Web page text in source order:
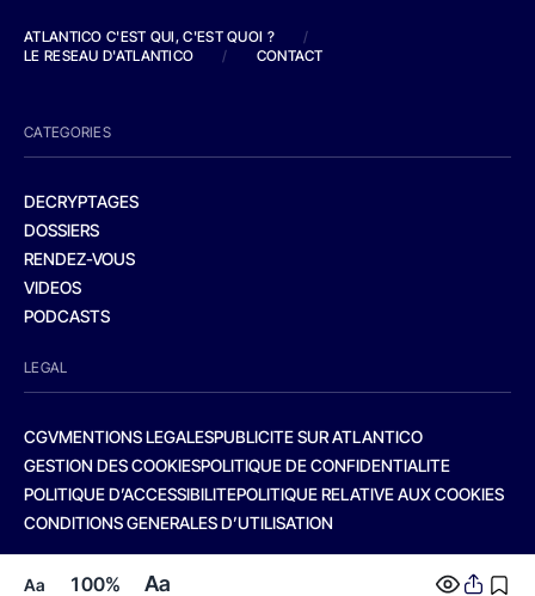
Aa 100% Aa
ATLANTICO C'EST QUI, C'EST QUOI ?
/
LE RESEAU D'ATLANTICO
/ CONTACT
CATEGORIES
DECRYPTAGES
DOSSIERS
RENDEZ-VOUS
VIDEOS
PODCASTS
LEGAL
CGVMENTIONS LEGALESPUBLICITE SUR ATLANTICO
GESTION DES COOKIESPOLITIQUE DE CONFIDENTIALITE
POLITIQUE D’ACCESSIBILITEPOLITIQUE RELATIVE AUX COOKIES
CONDITIONS GENERALES D’UTILISATION